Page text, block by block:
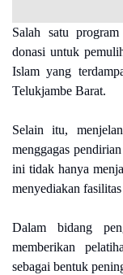
Salah satu
donasi untuk
Islam yang
Telukjambe Barat.
Selain itu,
menggagas
ini tidak hanya
menyediakan
Dalam bidang
memberikan
sebagai bentuk